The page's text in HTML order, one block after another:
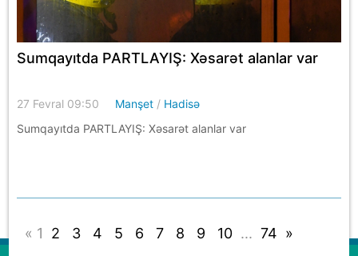
Sumqayıtda PARTLAYIŞ: Xəsarət alanlar var
27 Fevral 09:50 Manşet / Hadisə
Sumqayıtda PARTLAYIŞ: Xəsarət alanlar var
« 1 2 3 4 5 6 7 8 9 10 ... 74 »